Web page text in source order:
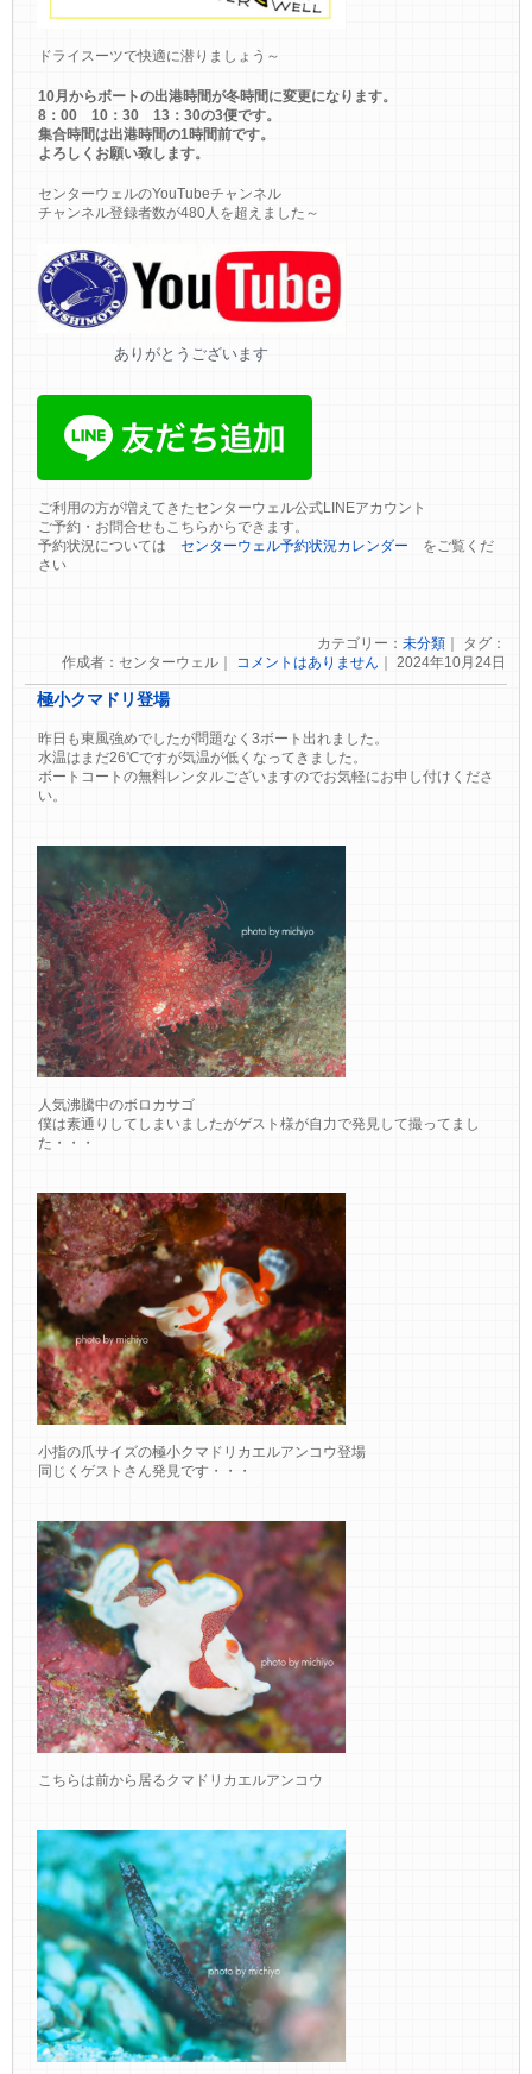
ドライスーツで快適に潜りましょう～
10月からボートの出港時間が冬時間に変更になります。
8：00 10：30 13：30の3便です。
集合時間は出港時間の1時間前です。
よろしくお願い致します。
センターウェルのYouTubeチャンネル
チャンネル登録者数が480人を超えました～
ありがとうございます
ご利用の方が増えてきたセンターウェル公式LINEアカウント
ご予約・お問合せもこちらからできます。
予約状況についてはセンターウェル予約状況カレンダー をご覧くだ
さい
カテゴリー： 未分類｜ タグ：
作成者：センターウェル｜ コメントはありません ｜ 2024年10月24日
極小クマドリ登場
昨日も東風強めでしたが問題なく3ボート出れました。
水温はまだ26℃ですが気温が低くなってきました。
ボートコートの無料レンタルございますのでお気軽にお申し付けくださ
い。
人気沸騰中のボロカサゴ
僕は素通りしてしまいましたがゲスト様が自力で発見して撮ってまし
た・・・
小指の爪サイズの極小クマドリカエルアンコウ登場
同じくゲストさん発見です・・・
こちらは前から居るクマドリカエルアンコウ